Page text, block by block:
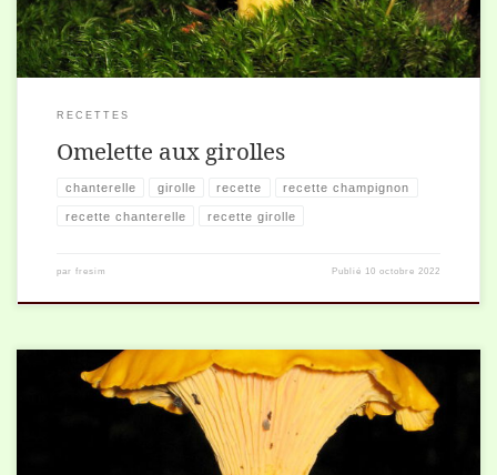
RECETTES
Omelette aux girolles
chanterelle girolle recette recette champignon
recette chanterelle recette girolle
par fresim Publié 10 octobre 2022